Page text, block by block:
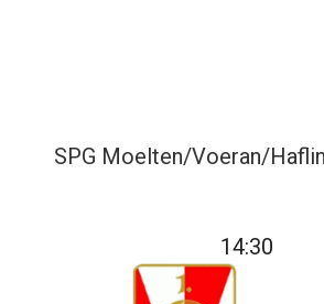
SPG Moelten/Voeran/
14:30